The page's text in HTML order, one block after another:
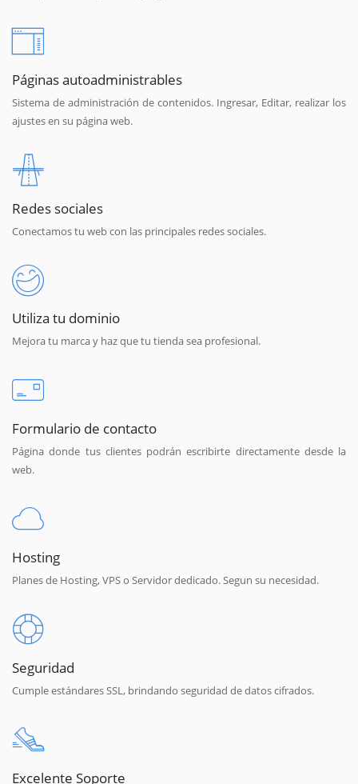
Páginas autoadministrables
Sistema de administración de contenidos. Ingresar, Editar, realizar los
ajustes en su página web.
Redes sociales
Conectamos tu web con las principales redes sociales.
Utiliza tu dominio
Mejora tu marca y haz que tu tienda sea profesional.
Formulario de contacto
Página donde tus clientes podrán escribirte directamente desde la
web.
Hosting
Planes de Hosting, VPS o Servidor dedicado. Segun su necesidad.
Seguridad
Cumple estándares SSL, brindando seguridad de datos cifrados.
Excelente Soporte